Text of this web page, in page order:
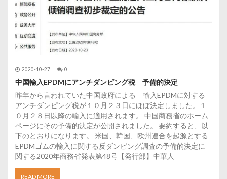
2020-10-27 0
中国輸入EPDMにアンチダンピング税 予備的決定
昨年から言われていた中国政府による 輸入EPDMに対する
アンチダンピング税が１０月２３日にほぼ決定しました。１
０月２８日以降の輸入に適用されます。 中国商務省のホーム
ページにその予備的決定が公開されました。 要約すると、以
下のとおりになります。 米国、韓国、欧州連合を起源とする
EPDMゴムの輸入に関する反ダンピング調査の予備的決定に
関する2020年商務省発表第48号【発行部】中華人
READ MORE